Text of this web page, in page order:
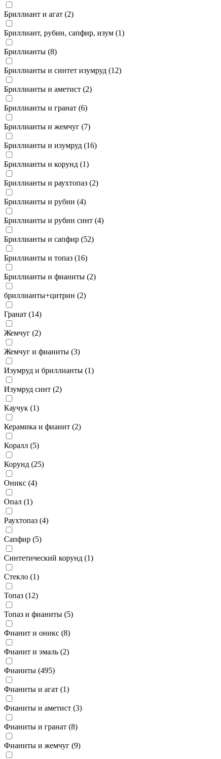
Бриллиант и агат (2)
Бриллиант, рубин, сапфир, изум (1)
Бриллианты (8)
Бриллианты и синтет изумруд (12)
Бриллианты и аметист (2)
Бриллианты и гранат (6)
Бриллианты и жемчуг (7)
Бриллианты и изумруд (16)
Бриллианты и корунд (1)
Бриллианты и раухтопаз (2)
Бриллианты и рубин (4)
Бриллианты и рубин синт (4)
Бриллианты и сапфир (52)
Бриллианты и топаз (16)
Бриллианты и фианиты (2)
бриллианты+цитрин (2)
Гранат (14)
Жемчуг (2)
Жемчуг и фианиты (3)
Изумруд и бриллианты (1)
Изумруд синт (2)
Каучук (1)
Керамика и фианит (2)
Коралл (5)
Корунд (25)
Оникс (4)
Опал (1)
Раухтопаз (4)
Сапфир (5)
Синтетический корунд (1)
Стекло (1)
Топаз (12)
Топаз и фианиты (5)
Фианит и оникс (8)
Фианит и эмаль (2)
Фианиты (495)
Фианиты и агат (1)
Фианиты и аметист (3)
Фианиты и гранат (8)
Фианиты и жемчуг (9)